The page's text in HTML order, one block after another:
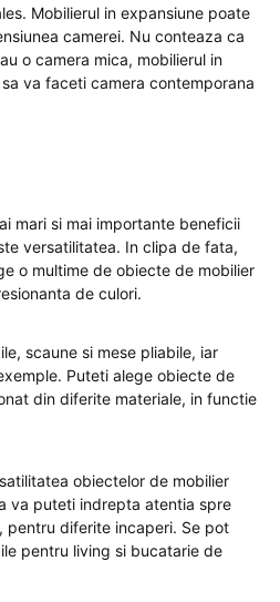
Mobilierul in expansiune poate
camerei. Nu conteaza ca
o camera mica, mobilierul in
va faceti camera contemporana
mari si mai importante beneficii
versatilitatea. In clipa de fata,
o multime de obiecte de mobilier
de culori.
scaune si mese pliabile, iar
Puteti alege obiecte de
din diferite materiale, in functie
obiectelor de mobilier
va puteti indrepta atentia spre
pentru diferite incaperi. Se pot
pentru living si bucatarie de